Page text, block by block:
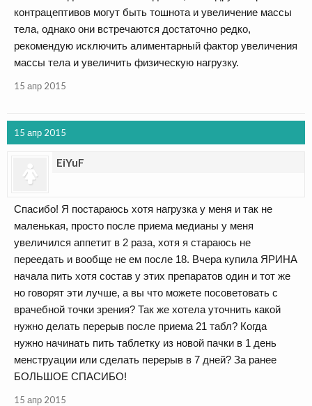
контрацептивов могут быть тошнота и увеличение массы
тела, однако они встречаются достаточно редко,
рекомендую исключить алиментарный фактор увеличения
массы тела и увеличить физическую нагрузку.
15 апр 2015
15 апр 2015
EiYuF
Спасибо! Я постараюсь хотя нагрузка у меня и так не
маленькая, просто после приема медианы у меня
увеличился аппетит в 2 раза, хотя я стараюсь не
переедать и вообще не ем после 18. Вчера купила ЯРИНА
начала пить хотя состав у этих препаратов один и тот же
но говорят эти лучше, а вы что можете посоветовать с
врачебной точки зрения? Так же хотела уточнить какой
нужно делать перерыв после приема 21 табл? Когда
нужно начинать пить таблетку из новой пачки в 1 день
менструации или сделать перерыв в 7 дней? За ранее
БОЛЬШОЕ СПАСИБО!
15 апр 2015